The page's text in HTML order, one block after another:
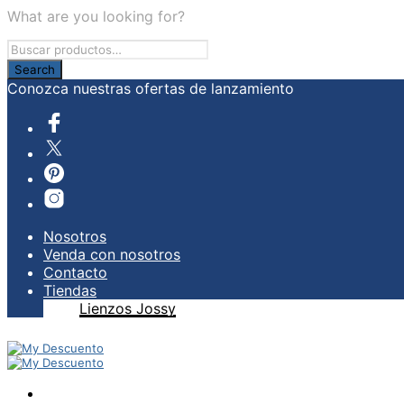
What are you looking for?
Conozca nuestras ofertas de lanzamiento
Nosotros
Venda con nosotros
Contacto
Tiendas
Lienzos Jossy